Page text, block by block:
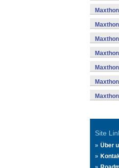
Site
Über